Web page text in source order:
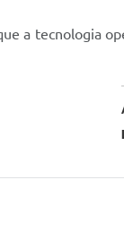
a tecnologia